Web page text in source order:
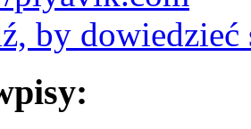
by dowiedzieć